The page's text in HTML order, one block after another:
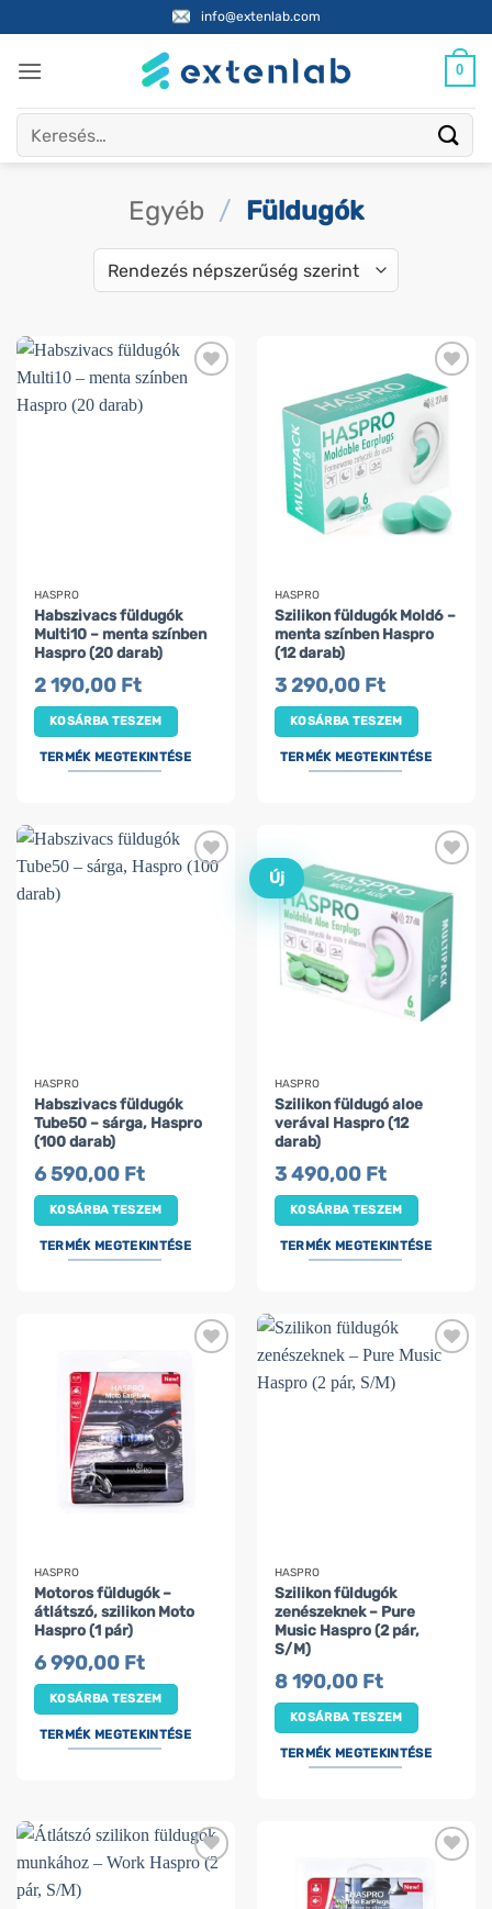
to
content
info@extenlab.com
0
a
Egyéb / Füldugók
HASPRO
Habszivacs füldugók
Multi10 – menta színben
Haspro (20 darab)
2 190,00 Ft
KOSÁRBA TESZEM
TERMÉK MEGTEKINTÉSE
HASPRO
Szilikon füldugók Mold6 –
menta színben Haspro
(12 darab)
3 290,00 Ft
KOSÁRBA TESZEM
TERMÉK MEGTEKINTÉSE
HASPRO
Habszivacs füldugók
Tube50 – sárga, Haspro
(100 darab)
6 590,00 Ft
KOSÁRBA TESZEM
TERMÉK MEGTEKINTÉSE
Új
HASPRO
Szilikon füldugó aloe
verával Haspro (12
darab)
3 490,00 Ft
KOSÁRBA TESZEM
TERMÉK MEGTEKINTÉSE
HASPRO
Motoros füldugók –
átlátszó, szilikon Moto
Haspro (1 pár)
6 990,00 Ft
KOSÁRBA TESZEM
TERMÉK MEGTEKINTÉSE
HASPRO
Szilikon füldugók
zenészeknek – Pure
Music Haspro (2 pár,
S/M)
8 190,00 Ft
KOSÁRBA TESZEM
TERMÉK MEGTEKINTÉSE